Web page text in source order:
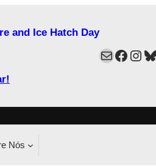
and Ice Hatch Day
Mail
Nós